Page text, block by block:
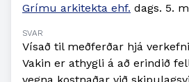
Grímu arkitekta ehf. dags. 5.
SVAR
Vísað til meðferðar hjá
Vakin er athygli á að erindið
vegna kostnaðar við